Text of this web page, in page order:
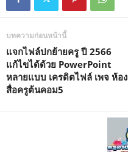
บทความก่อนหน้านี้
แจกไฟล์ปกย้ายครู ปี 2566
แก้ไขได้ด้วย PowerPoint
หลายแบบ เครดิตไฟล์ เพจ ห้อง
สื่อครูต้นคอม5